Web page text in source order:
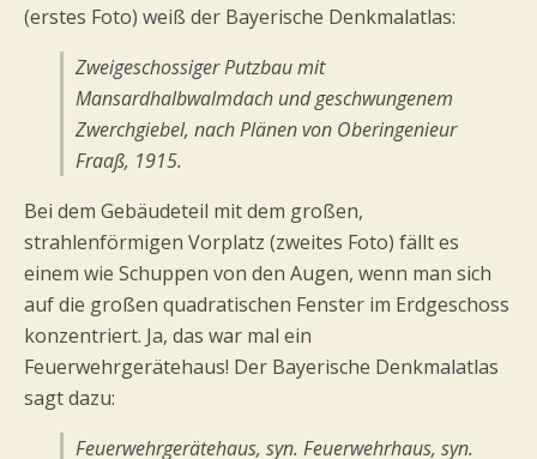
(erstes Foto) weiß der Bayerische Denkmalatlas:
Zweigeschossiger Putzbau mit
Mansardhalbwalmdach und geschwungenem
Zwerchgiebel, nach Plänen von Oberingenieur
Fraaß, 1915.
Bei dem Gebäudeteil mit dem großen,
strahlenförmigen Vorplatz (zweites Foto) fällt es
einem wie Schuppen von den Augen, wenn man sich
auf die großen quadratischen Fenster im Erdgeschoss
konzentriert. Ja, das war mal ein
Feuerwehrgerätehaus! Der Bayerische Denkmalatlas
sagt dazu:
Feuerwehrgerätehaus, syn. Feuerwehrhaus, syn.